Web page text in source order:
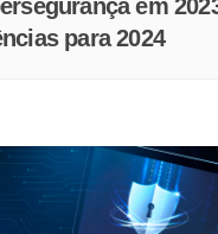
em
para 2024